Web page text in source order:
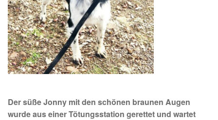
Juli bis Dezember 2025
Januar bis Juni 2025
Spenden 2024
Januar bis Juni 2024
Der süße Jonny mit den schönen braunen Augen
wurde aus einer Tötungsstation gerettet und wartet